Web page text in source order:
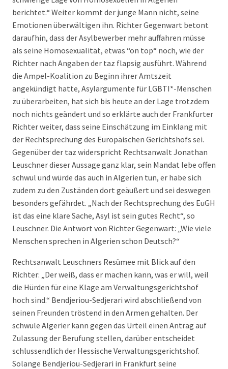
berichtet.“ Weiter kommt der junge Mann nicht, seine
Emotionen überwältigen ihn. Richter Gegenwart betont
daraufhin, dass der Asylbewerber mehr auffahren müsse
als seine Homosexualität, etwas “on top“ noch, wie der
Richter nach Angaben der taz flapsig ausführt. Während
die Ampel-Koalition zu Beginn ihrer Amtszeit
angekündigt hatte, Asylargumente für LGBTI*-Menschen
zu überarbeiten, hat sich bis heute an der Lage trotzdem
noch nichts geändert und so erklärte auch der Frankfurter
Richter weiter, dass seine Einschätzung im Einklang mit
der Rechtsprechung des Europäischen Gerichtshofs sei.
Gegenüber der taz widerspricht Rechtsanwalt Jonathan
Leuschner dieser Aussage ganz klar, sein Mandat lebe offen
schwul und würde das auch in Algerien tun, er habe sich
zudem zu den Zuständen dort geäußert und sei deswegen
besonders gefährdet. „Nach der Rechtsprechung des EuGH
ist das eine klare Sache, Asyl ist sein gutes Recht“, so
Leuschner. Die Antwort von Richter Gegenwart: „Wie viele
Menschen sprechen in Algerien schon Deutsch?“
Rechtsanwalt Leuschners Resümee mit Blick auf den
Richter: „Der weiß, dass er machen kann, was er will, weil
die Hürden für eine Klage am Verwaltungsgerichtshof
hoch sind.“ Bendjeriou-Sedjerari wird abschließend von
seinen Freunden tröstend in den Armen gehalten. Der
schwule Algerier kann gegen das Urteil einen Antrag auf
Zulassung der Berufung stellen, darüber entscheidet
schlussendlich der Hessische Verwaltungsgerichtshof.
Solange Bendjeriou-Sedjerari in Frankfurt seine